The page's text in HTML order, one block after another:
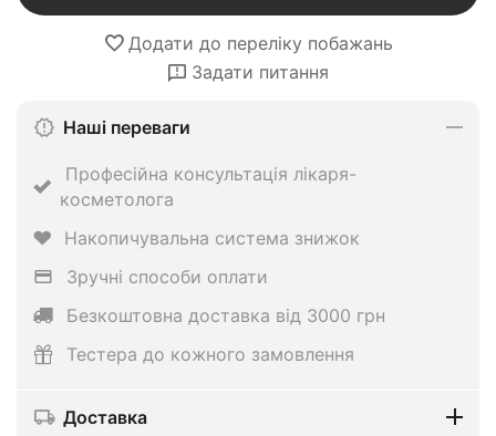
Додати до переліку побажань
Задати питання
Наші переваги
Професійна консультація лікаря-
косметолога
Накопичувальна система знижок
Зручні способи оплати
Безкоштовна доставка від 3000 грн
Тестера до кожного замовлення
Доставка